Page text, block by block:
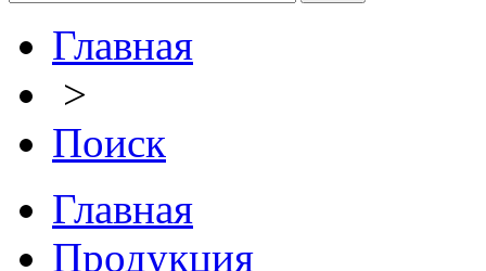
Главная
>
Поиск
Главная
Продукция